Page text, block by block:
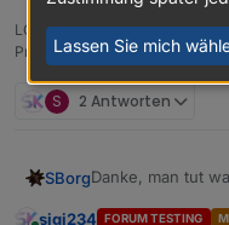
LG SBorg (SBorg auf GitHub)
Projekte:
S 2 Antworten
SBorgDanke, man tut
sigi234 FORUM TESTING
Lassen Sie mich